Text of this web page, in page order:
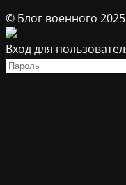
© Блог военного 2025
Вход для